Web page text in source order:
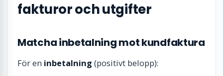
fakturor och utgifter
Matcha inbetalning mot kundfaktura
För en inbetalning (positivt belopp):